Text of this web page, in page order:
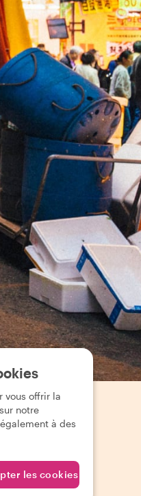
vous offrir la
notre
à des
les cookies